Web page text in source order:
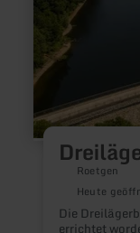
Roetgen
Heute
Die
errichtet